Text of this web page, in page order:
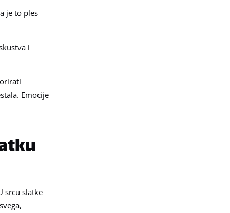
je to ples
i
Emocije
srcu slatke